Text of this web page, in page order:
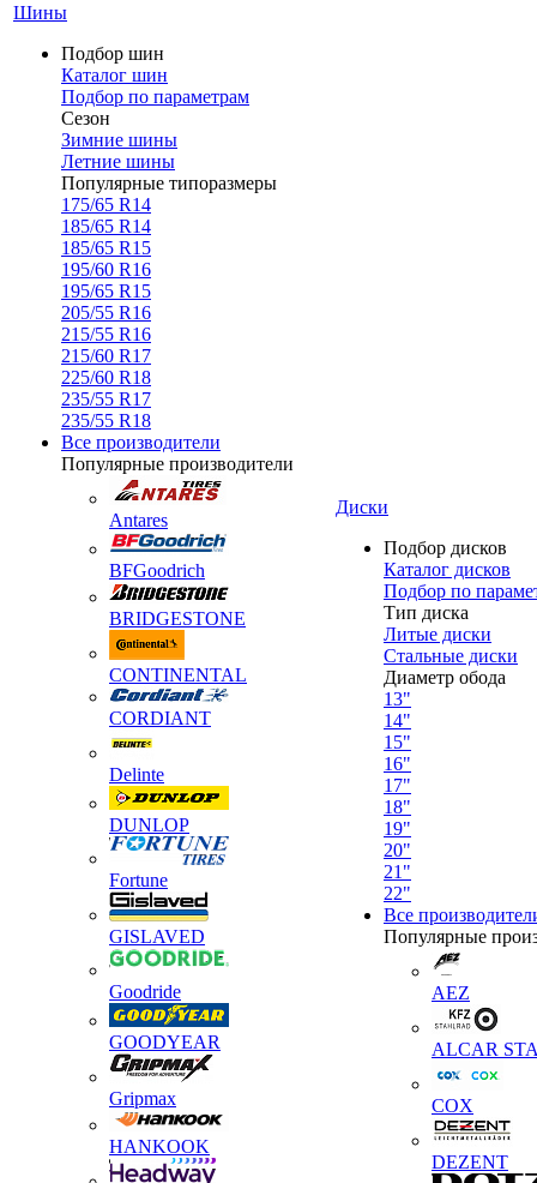
Шины
Подбор шин
Каталог шин
Подбор по параметрам
Сезон
Зимние шины
Летние шины
Популярные типоразмеры
175/65 R14
185/65 R14
185/65 R15
195/60 R16
195/65 R15
205/55 R16
215/55 R16
215/60 R17
225/60 R18
235/55 R17
235/55 R18
Все производители
Популярные производители
Antares
BFGoodrich
BRIDGESTONE
CONTINENTAL
CORDIANT
Delinte
DUNLOP
Fortune
GISLAVED
Goodride
GOODYEAR
Gripmax
HANKOOK
Диски
Подбор дисков
Каталог дисков
Подбор по
Тип диска
Литые диски
Стальные диски
Диаметр обода
13"
14"
15"
16"
17"
18"
19"
20"
21"
22"
Все
Популярные
AEZ
ALCAR
COX
DEZENT